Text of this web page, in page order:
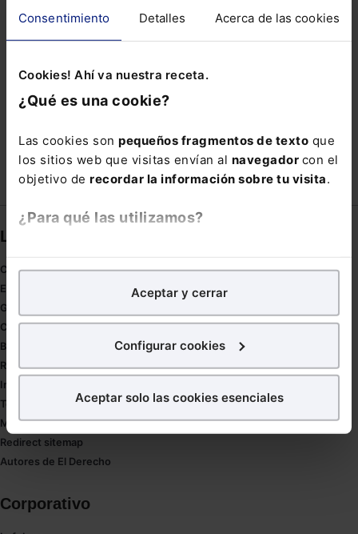
Consentimiento Detalles Acerca de las cookies
Cookies! Ahí va nuestra receta.
¿Qué es una cookie?
Las cookies son pequeños fragmentos de texto que
los sitios web que visitas envían al navegador con el
objetivo de recordar la información sobre tu visita.
¿Para qué las utilizamos?
analíticospara tratar demejorar tu experienciaen
nuestra página web. También con fines publicitarios,
para poder mostrarte publicidad y contenidos de tu
¿Qué puedes hacer?
en la web sea óptima
Puedesaceptar solo las esenciales
todas las cookies excepto aquellas imprescindibles.
seleccionar solo aquellas que quieras permitir en tu
Aceptar y cerrar
Configurar cookies
Aceptar solo las cookies esenciales
ROBO DE DATOS
TRÁFICO DE DROGAS
Links directos
Coronavirus
Estudio de salud abogacía
Gestión de despachos
Compliance
Buenas Prácticas Tributarias
RGPD
Innovación
Tesauro
Mapa web
Redirect sitemap
Autores de El Derecho
Corporativo